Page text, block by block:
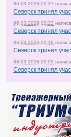
06.03.2026 00:37
Северск принял
06.03.2026 00:23
Северск принял
06.03.2026 00:18
Северск принял
06.03.2026 00:09
Северск принял